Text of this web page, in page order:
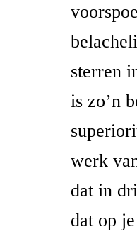
sterren
is zo’n
werk
dat in
dat op